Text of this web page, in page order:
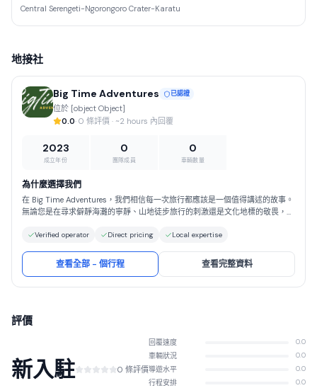
Central Serengeti-Ngorongoro Crater-Karatu
地接社
Big Time Adventures 已認證
位於 [object Object]
0.0· 0 條評價 · ~2 hours 內回覆
2023
成立年份
0
團隊成員
0
車輛數量
為什麼選擇我們
在 Big Time Adventures，我們相信每一次旅行都應該是一個值得講述的故事。
無論您是在尋求僻靜海灘的寧靜、山地徒步旅行的刺激還是文化地標的敬畏，我
和負責任的旅遊為基礎的旅行體驗。我們以精心的規劃、對細節的關注以及對如
的照顧，可以完全放心地自由享受世界的奇蹟。
Verified operator Direct pricing Local expertise
查看全部 - 個行程 查看完整資料
評價
新入駐 0 條評價
回覆速度 0.0
車輛狀況 0.0
導遊水平 0.0
行程安排 0.0